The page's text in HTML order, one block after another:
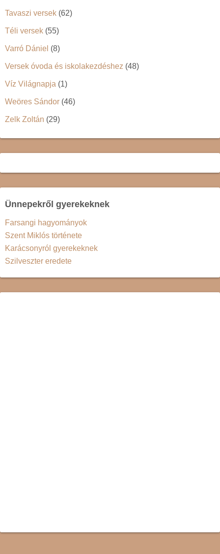
Tavaszi versek (62)
Téli versek (55)
Varró Dániel (8)
Versek óvoda és iskolakezdéshez (48)
Víz Világnapja (1)
Weöres Sándor (46)
Zelk Zoltán (29)
Ünnepekről gyerekeknek
Farsangi hagyományok
Szent Miklós története
Karácsonyról gyerekeknek
Szilveszter eredete